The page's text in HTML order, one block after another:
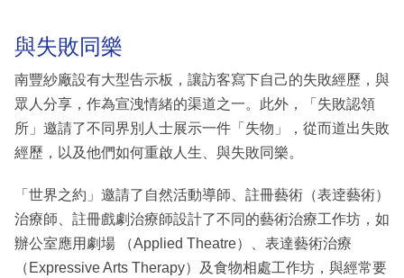
與失敗同樂
南豐紗廠設有大型告示板，讓訪客寫下自己的失敗經歷，與
眾人分享，作為宣洩情緒的渠道之一。此外，「失敗認領
所」邀請了不同界別人士展示一件「失物」，從而道出失敗
經歷，以及他們如何重啟人生、與失敗同樂。
「世界之約」邀請了自然活動導師、註冊藝術（表逹藝術）
治療師、註冊戲劇治療師設計了不同的藝術治療工作坊，如
辦公室應用劇場 （Applied Theatre）、表達藝術治療
（Expressive Arts Therapy）及食物相處工作坊，與經常要